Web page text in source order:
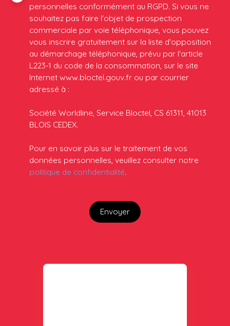
personnelles conformément au RGPD. Si vous ne
souhaitez pas faire l'objet de prospection
commerciale par voie téléphonique, vous pouvez
vous inscrire gratuitement sur la liste d'opposition
au démarchage téléphonique, prévu par l'article
L223-1 du code de la consommation, sur le site
Internet www.bloctel.gouv.fr ou par courrier
adressé à :
Société Worldline, Service Bloctel, CS 61311, 41013
BLOIS CEDEX.
Pour en savoir plus sur le traitement de vos
données personnelles, veuillez consulter notre
politique de confidentialité.
Envoyer